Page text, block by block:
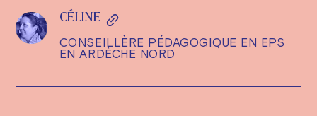
CÉLINE
CONSEILLÈRE PÉDAGOGIQUE EN EPS
EN ARDÈCHE NORD